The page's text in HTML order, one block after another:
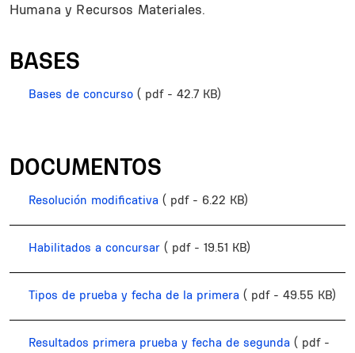
Humana y Recursos Materiales.
BASES
Bases de concurso ( pdf - 42.7 KB)
DOCUMENTOS
Resolución modificativa ( pdf - 6.22 KB)
Habilitados a concursar ( pdf - 19.51 KB)
Tipos de prueba y fecha de la primera ( pdf - 49.55 KB)
Resultados primera prueba y fecha de segunda ( pdf -